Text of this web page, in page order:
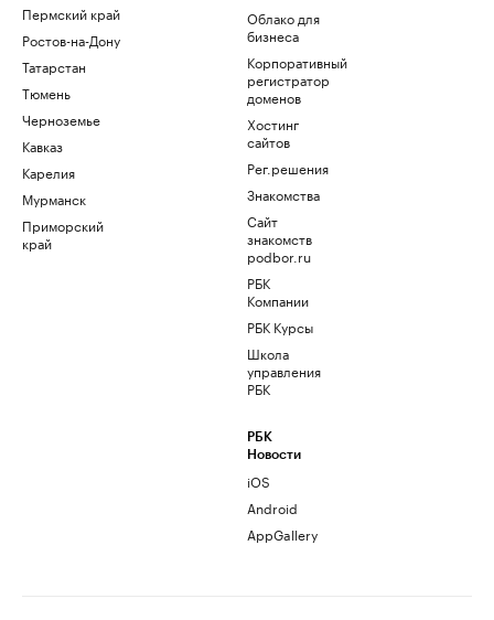
Пермский край
Ростов-на-Дону
Татарстан
Тюмень
Черноземье
Кавказ
Карелия
Мурманск
Приморский
край
Облако для
бизнеса
Корпоративный
регистратор
доменов
Хостинг
сайтов
Рег.решения
Знакомства
Сайт
знакомств
podbor.ru
РБК
Компании
РБК Курсы
Школа
управления
РБК
РБК
Новости
iOS
Android
AppGallery